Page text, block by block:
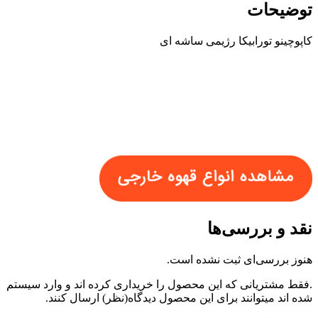
توضیحات
کاپوچینو تورابیکا رژیمی ساشه ای
نقد و بررسی‌ها
هنوز بررسی‌ای ثبت نشده است.
.فقط مشتریانی که این محصول را خریداری کرده اند و وارد سیستم
شده اند میتوانند برای این محصول دیدگاه(نظر) ارسال کنند.